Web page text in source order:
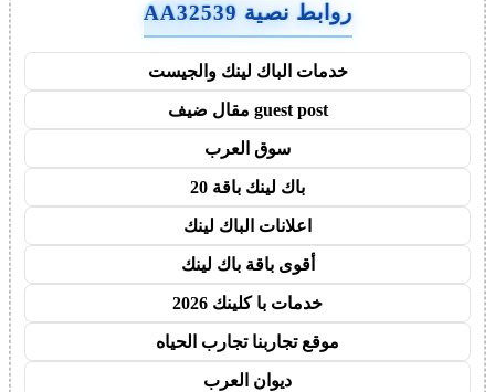
روابط نصية AA32539
خدمات الباك لينك والجيست
guest post مقال ضيف
سوق العرب
باك لينك باقة 20
اعلانات الباك لينك
أقوى باقة باك لينك
خدمات با كلينك 2026
موقع تجاربنا تجارب الحياه
ديوان العرب